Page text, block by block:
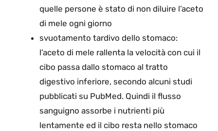
quelle persone è stato di non diluire l’aceto
di mele ogni giorno
svuotamento tardivo dello stomaco:
l’aceto di mele rallenta la velocità con cui il
cibo passa dallo stomaco al tratto
digestivo inferiore, secondo alcuni studi
pubblicati su PubMed. Quindi il flusso
sanguigno assorbe i nutrienti più
lentamente ed il cibo resta nello stomaco